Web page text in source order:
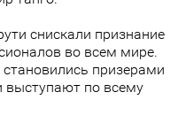
снискали признание
во всем мире.
призерами
выступают по всему